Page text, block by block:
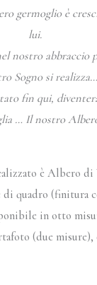
germoglio è
lui.
nostro abbraccio
Sogno si realizza…
fin qui,
… Il nostro
è Albero di
di quadro (finitura
in otto
(due misure),